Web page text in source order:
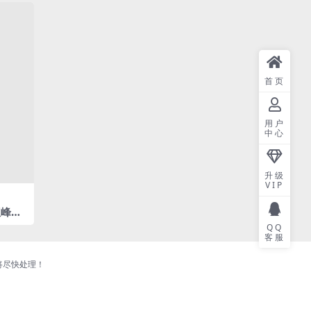
对
快处理！
首页
用户
中心
升级
VIP
QQ
客服